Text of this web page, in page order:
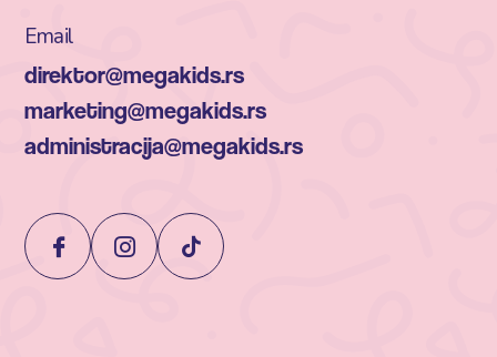
Email
direktor@megakids.rs
marketing@megakids.rs
administracija@megakids.rs